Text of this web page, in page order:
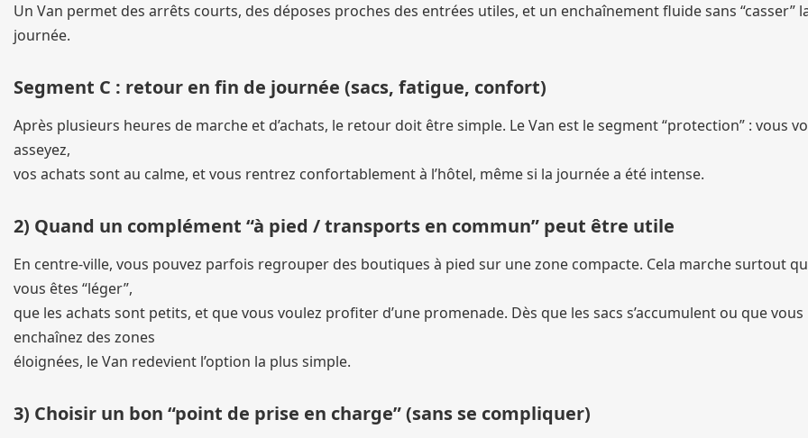
Un Van permet des arrêts courts, des déposes proches des entrées utiles, et un enchaînement fluide sans “casser”
journée.
Segment C : retour en fin de journée (sacs, fatigue, confort)
Après plusieurs heures de marche et d’achats, le retour doit être simple. Le Van est le segment “protection” : vous
asseyez,
vos achats sont au calme, et vous rentrez confortablement à l’hôtel, même si la journée a été intense.
2) Quand un complément “à pied / transports en commun” peut être utile
En centre-ville, vous pouvez parfois regrouper des boutiques à pied sur une zone compacte. Cela marche surtout
vous êtes “léger”,
que les achats sont petits, et que vous voulez profiter d’une promenade. Dès que les sacs s’accumulent ou que vous
enchaînez des zones
éloignées, le Van redevient l’option la plus simple.
3) Choisir un bon “point de prise en charge” (sans se compliquer)